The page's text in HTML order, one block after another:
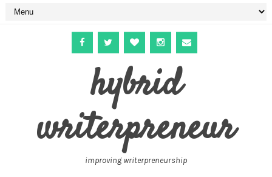
hybrid
writerpreneur
improving writerpreneurship